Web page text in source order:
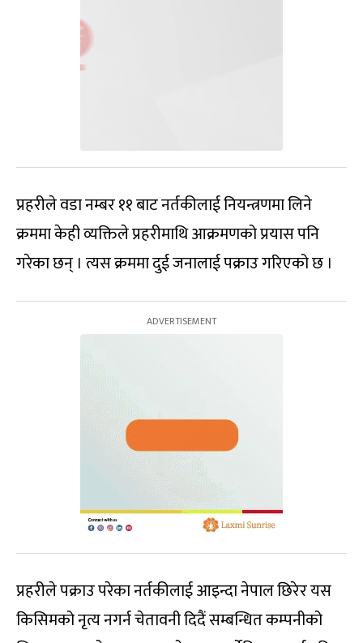
प्रहरीले वडा नम्बर ११ बाट नर्तकीलाई नियन्त्रणमा लिने
क्रममा केही व्यक्तिले प्रहरीमाथि आक्रमणको प्रयास पनि
गरेका छन् । त्यस क्रममा दुई जनालाई पक्राउ गरिएको छ ।
प्रहरीले पक्राउ परेका नर्तकीलाई आइन्दा नेपाल छिरेर यस
किसिमको नृत्य नगर्न चेतावनी दिदैं सम्बन्धित कम्पनीको